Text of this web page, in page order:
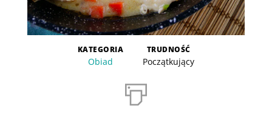
KATEGORIA
Obiad
TRUDNOŚĆ
Początkujący